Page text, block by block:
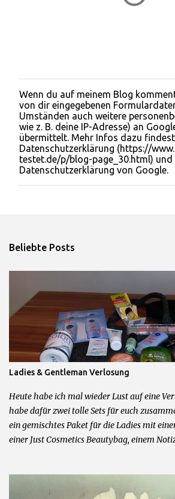
K
o
m
m
e
n
t
a
r
f
n
h
Wenn du auf meinem Blog
von dir eingegebenen
Umständen auch weitere
wie z. B. deine IP-Adresse) an
übermittelt. Mehr Infos dazu
Datenschutzerklärung (https://
testet.de/p/blog-page_30.html) und
Datenschutzerklärung von Google.
Beliebte Posts
Ladies & Gentleman Verlosung
Heute habe ich mal wieder Lust auf eine
habe dafür zwei tolle Sets für euch
ein gemischtes Paket für die Ladies mit
einer Just Cosmetics Beautybag, einem